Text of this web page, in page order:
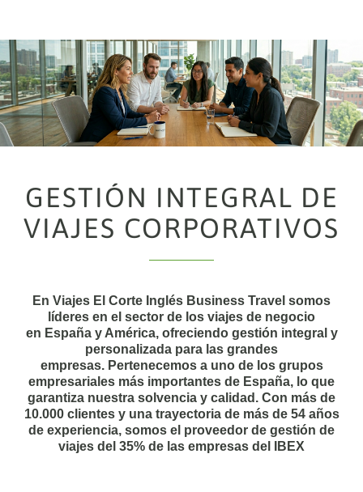
GESTIÓN INTEGRAL DE
VIAJES CORPORATIVOS
En Viajes El Corte Inglés Business Travel somos
líderes en el sector de los viajes de negocio
en España y América, ofreciendo gestión integral y
personalizada para las grandes
empresas. Pertenecemos a uno de los grupos
empresariales más importantes de España, lo que
garantiza nuestra solvencia y calidad. Con más de
10.000 clientes y una trayectoria de más de 54 años
de experiencia, somos el proveedor de gestión de
viajes del 35% de las empresas del IBEX